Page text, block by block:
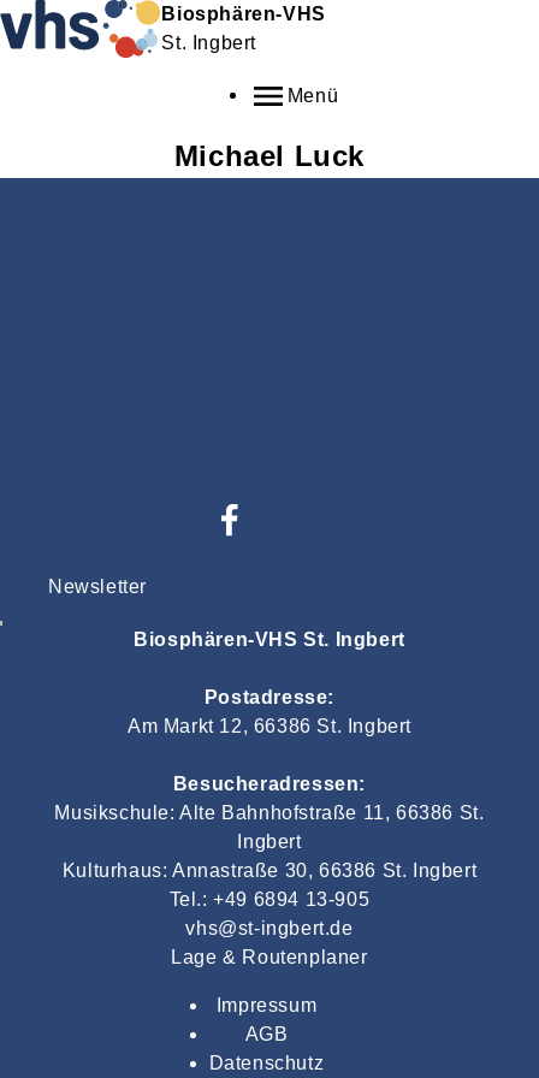
Biosphären-VHS
St. Ingbert
Menü
Michael Luck
Newsletter
Biosphären-VHS St. Ingbert
Postadresse:
Am Markt 12, 66386 St. Ingbert
Besucheradressen:
Musikschule: Alte Bahnhofstraße 11, 66386 St.
Ingbert
Kulturhaus: Annastraße 30, 66386 St. Ingbert
Tel.: +49 6894 13-905
vhs@st-ingbert.de
Lage & Routenplaner
Impressum
AGB
Datenschutz